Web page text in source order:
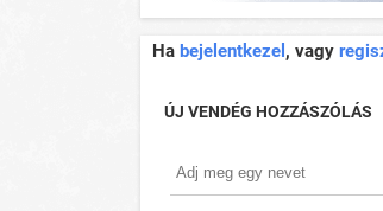
Ha bejelentkezel , vagy
ÚJ VENDÉG HOZZÁSZÓLÁS